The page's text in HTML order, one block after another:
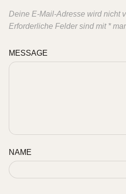
Deine E-Mail-Adresse wird nicht
Erforderliche Felder sind mit *
MESSAGE
NAME